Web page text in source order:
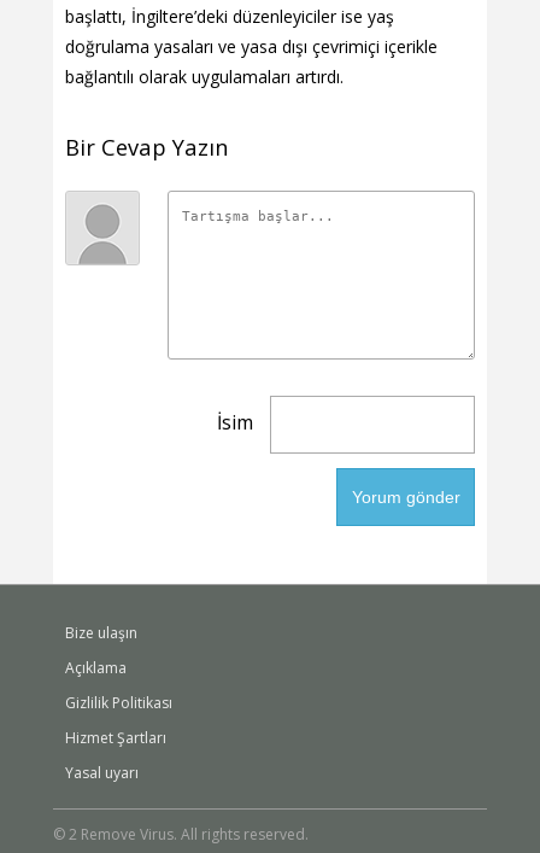
başlattı, İngiltere’deki düzenleyiciler ise yaş
doğrulama yasaları ve yasa dışı çevrimiçi içerikle
bağlantılı olarak uygulamaları artırdı.
Bir Cevap Yazın
İsim
Bize ulaşın
Açıklama
Gizlilik Politikası
Hizmet Şartları
Yasal uyarı
© 2 Remove Virus. All rights reserved.